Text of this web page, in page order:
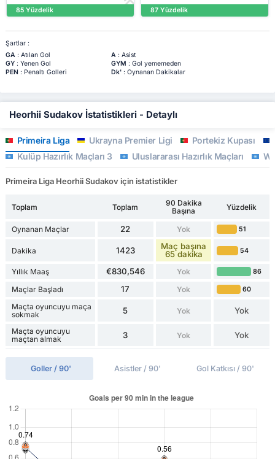
85 Yüzdelik
87 Yüzdelik
Şartlar :
GA: Atılan Gol A: Asist
GY: Yenen Gol GYM : Gol yememeden
PEN: Penaltı Golleri Dk': Oynanan Dakikalar
Heorhii Sudakov İstatistikleri - Detaylı
Primeira Liga Ukrayna Premier Ligi Portekiz Kupası
Kulüp Hazırlık Maçları 3
Uluslararası Hazırlık Maçları
Primeira Liga Heorhii Sudakov için istatistikler
Toplam Toplam
90 Dakika
Başına
Yüzdelik
Oynanan Maçlar 22 Yok 51
Dakika 1423
Maç başına
65 dakika
54
Yıllık Maaş €830,546 Yok 86
Maçlar Başladı 17 Yok 60
Maçta oyuncuyu maça
sokmak
5 Yok Yok
Maçta oyuncuyu
maçtan almak
3 Yok Yok
Goller / 90' Asistler / 90' Gol Katkısı / 90'